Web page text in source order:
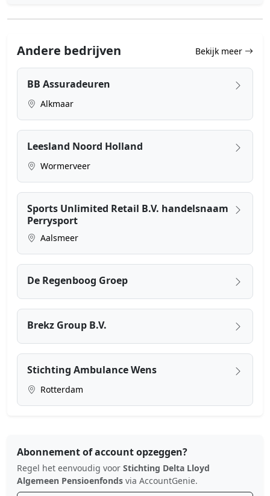
Andere bedrijven Bekijk meer
BB Assuradeuren
Alkmaar
Leesland Noord Holland
Wormerveer
Sports Unlimited Retail B.V. handelsnaam
Perrysport
Aalsmeer
De Regenboog Groep
Brekz Group B.V.
Stichting Ambulance Wens
Rotterdam
Abonnement of account opzeggen?
Regel het eenvoudig voor Stichting Delta Lloyd
Algemeen Pensioenfonds via AccountGenie.